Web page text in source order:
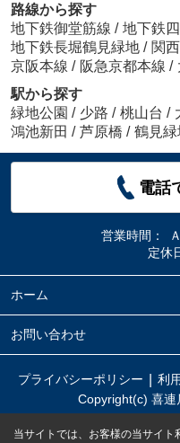
路線から探す
地下鉄御堂筋線 / 地下鉄
地下鉄長堀鶴見緑地 / 関
京阪本線 / 阪急京都本線 /
駅から探す
緑地公園 / 少路 / 桃山台 /
鴻池新田 / 芦原橋 / 鶴見緑
電話
営業時間：
定休
ホーム
お問い合わせ
プライバシーポリシー 利
Copyright(c) 喜
当サイトでは、お客様の当サイト